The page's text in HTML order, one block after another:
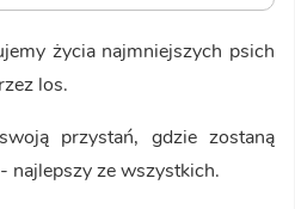
życia najmniejszych psich
los.
przystań, gdzie zostaną
najlepszy ze wszystkich.